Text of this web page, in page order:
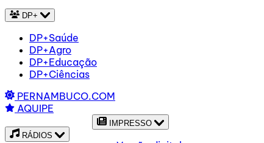
DP+
DP+Saúde
DP+Agro
DP+Educação
DP+Ciências
PERNAMBUCO.COM
AQUIPE
RÁDIOS
IMPRESSO